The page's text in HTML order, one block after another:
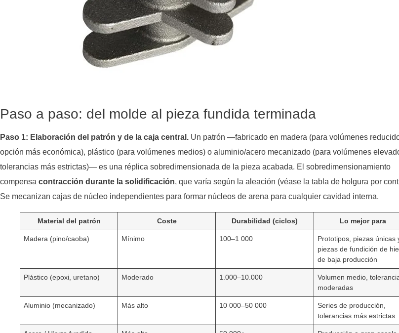
Paso a paso: del molde al pieza fundida terminada
Paso 1: Elaboración del patrón y de la caja central. Un patrón —fabricado en madera (para volúmenes
opción más económica), plástico (para volúmenes medios) o aluminio/acero mecanizado (para volúmenes
tolerancias más estrictas)— es una réplica sobredimensionada de la pieza acabada. El sobredimensionamiento
compensa contracción durante la solidificación, que varía según la aleación (véase la tabla de holgura por
Se mecanizan cajas de núcleo independientes para formar núcleos de arena para cualquier cavidad interna.
Material del patrón Coste Durabilidad (ciclos) Lo mejor para
Madera (pino/caoba) Mínimo 100–1 000
Prototipos, piezas únicas
piezas de fundición de
de baja producción
Plástico (epoxi, uretano) Moderado 1.000–10.000
Volumen medio,
moderadas
Aluminio (mecanizado) Más alto 10 000–50 000
Series de producción,
tolerancias más estrictas